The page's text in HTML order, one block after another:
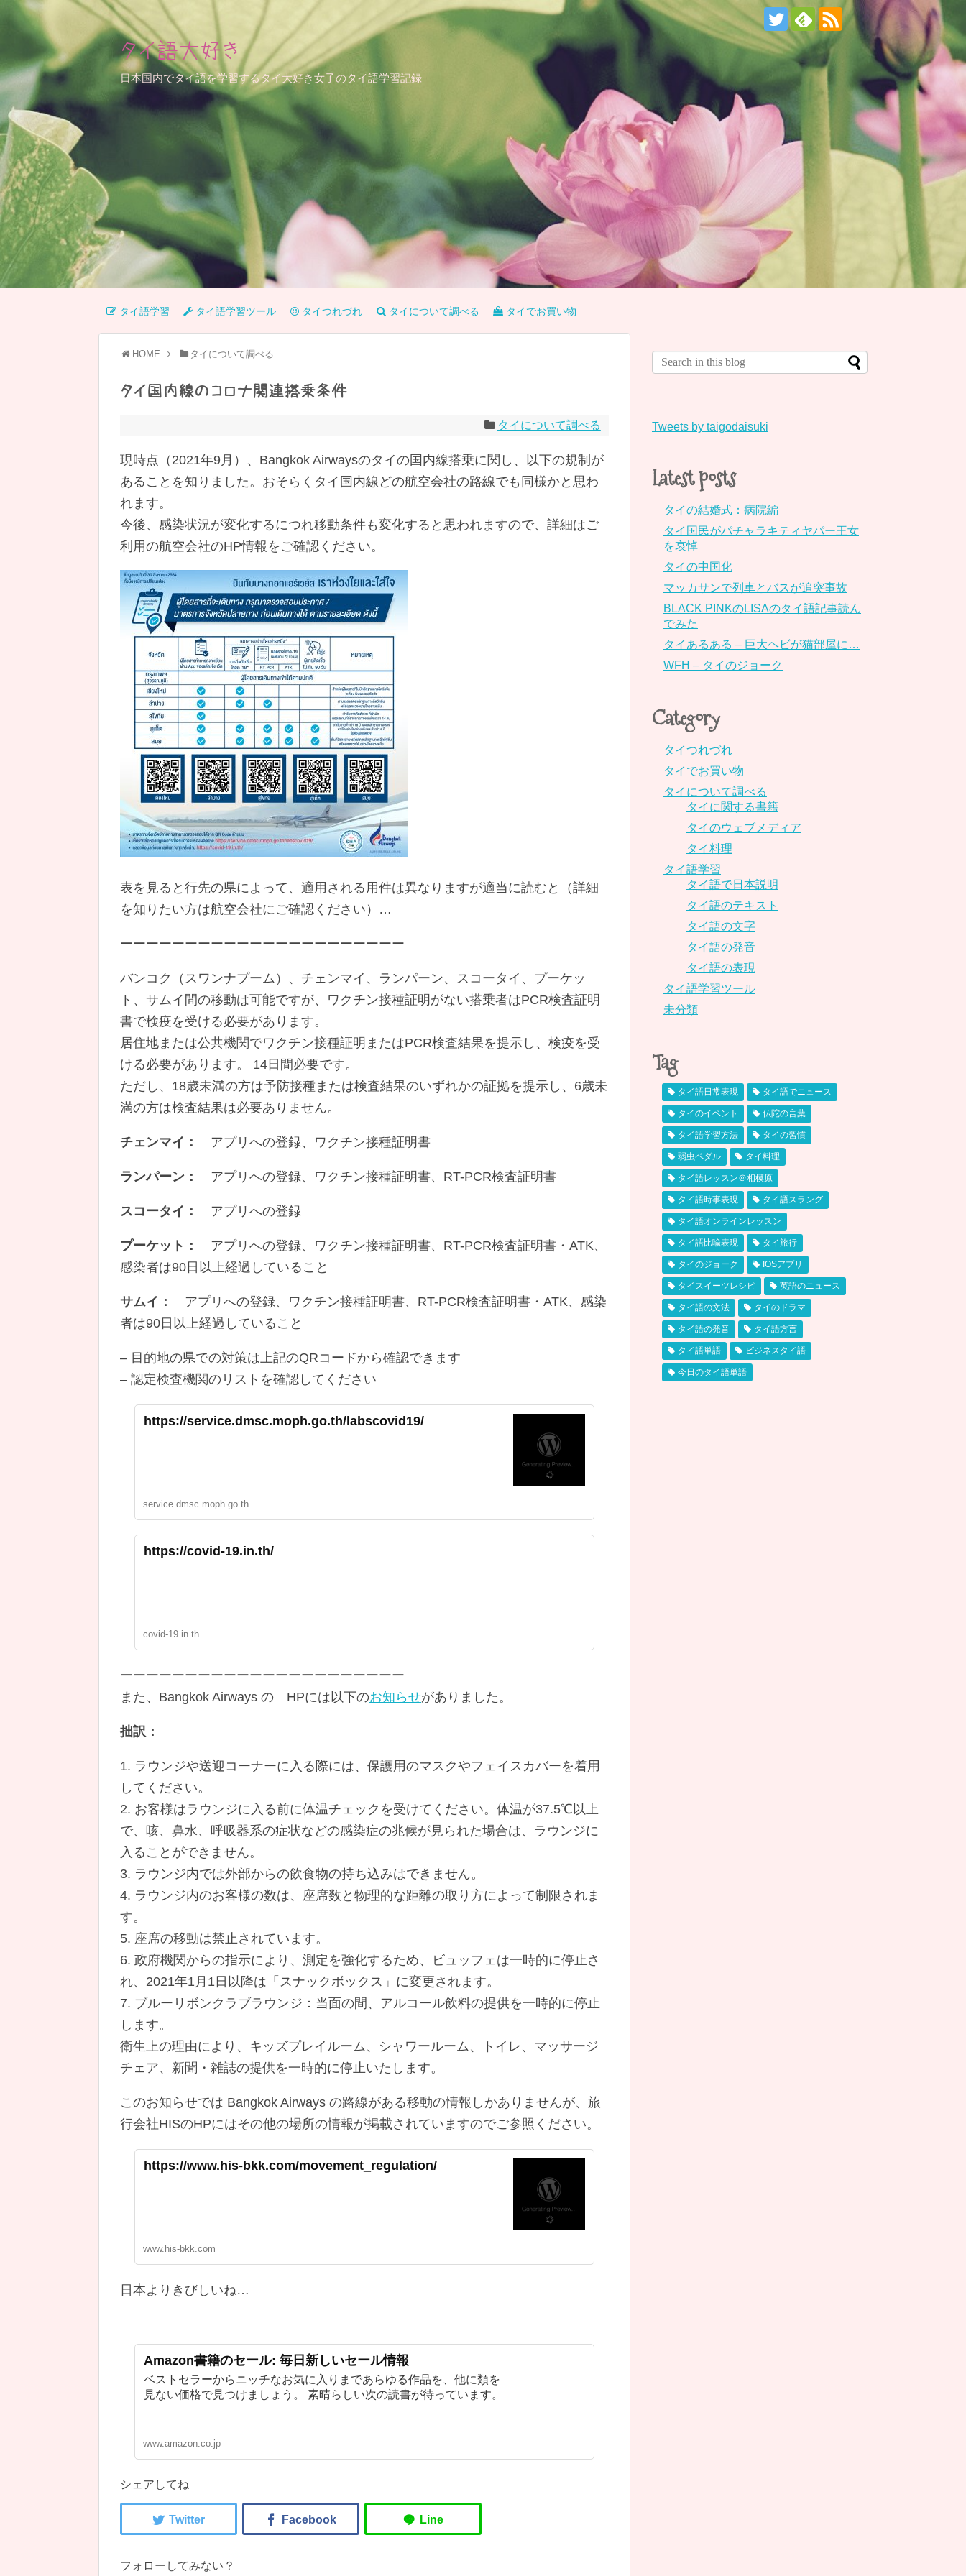
タイ語大好き
日本国内でタイ語を学習するタイ大好き女子のタイ語学習記録
タイ語学習 タイ語学習ツール タイつれづれ タイについて調べる タイでお買い物
HOME タイについて調べる
タイ国内線のコロナ関連搭乗条件
タイについて調べる
現時点（2021年9月）、Bangkok Airwaysのタイの国内線搭乗に関し、以下の規制が
あることを知りました。おそらくタイ国内線どの航空会社の路線でも同様かと思わ
れます。
今後、感染状況が変化するにつれ移動条件も変化すると思われますので、詳細はご
利用の航空会社のHP情報をご確認ください。
表を見ると行先の県によって、適用される用件は異なりますが適当に読むと（詳細
を知りたい方は航空会社にご確認ください）…
ーーーーーーーーーーーーーーーーーーーーーー
バンコク（スワンナプーム）、チェンマイ、ランパーン、スコータイ、プーケッ
ト、サムイ間の移動は可能ですが、ワクチン接種証明がない搭乗者はPCR検査証明
書で検疫を受ける必要があります。
居住地または公共機関でワクチン接種証明またはPCR検査結果を提示し、検疫を受
ける必要があります。 14日間必要です。
ただし、18歳未満の方は予防接種または検査結果のいずれかの証拠を提示し、6歳未
満の方は検査結果は必要ありません。
チェンマイ： アプリへの登録、ワクチン接種証明書
ランパーン： アプリへの登録、ワクチン接種証明書、RT-PCR検査証明書
スコータイ： アプリへの登録
プーケット：
アプリへの登録、ワクチン接種証明書、RT-PCR検査証明書・ATK、
感染者は90日以上経過していること
サムイ：
アプリへの登録、ワクチン接種証明書、RT-PCR検査証明書・ATK、感染
者は90日以上経過していること
– 目的地の県での対策は上記のQRコードから確認できます
– 認定検査機関のリストを確認してください
https://service.dmsc.moph.go.th/labscovid19/
service.dmsc.moph.go.th
https://covid-19.in.th/
covid-19.in.th
ーーーーーーーーーーーーーーーーーーーーーー
また、Bangkok Airways の HPには以下のお知らせがありました。
拙訳：
1. ラウンジや送迎コーナーに入る際には、保護用のマスクやフェイスカバーを着用
してください。
2. お客様はラウンジに入る前に体温チェックを受けてください。体温が37.5℃以上
で、咳、鼻水、呼吸器系の症状などの感染症の兆候が見られた場合は、ラウンジに
入ることができません。
3. ラウンジ内では外部からの飲食物の持ち込みはできません。
4. ラウンジ内のお客様の数は、座席数と物理的な距離の取り方によって制限されま
す。
5. 座席の移動は禁止されています。
6. 政府機関からの指示により、測定を強化するため、ビュッフェは一時的に停止さ
れ、2021年1月1日以降は「スナックボックス」に変更されます。
7. ブルーリボンクラブラウンジ：当面の間、アルコール飲料の提供を一時的に停止
します。
衛生上の理由により、キッズプレイルーム、シャワールーム、トイレ、マッサージ
チェア、新聞・雑誌の提供を一時的に停止いたします。
このお知らせでは Bangkok Airways の路線がある移動の情報しかありませんが、旅
行会社HISのHPにはその他の場所の情報が掲載されていますのでご参照ください。
https://www.his-bkk.com/movement_regulation/
www.his-bkk.com
日本よりきびしいね…
Amazon書籍のセール: 毎日新しいセール情報
ベストセラーからニッチなお気に入りまであらゆる作品を、他に類を
見ない価格で見つけましょう。 素晴らしい次の読書が待っています。
www.amazon.co.jp
シェアしてね
フォローしてみない？
Tweets by taigodaisuki
Latest posts
タイの結婚式：病院編
タイ国民がパチャラキティヤパー王女
を哀悼
タイの中国化
マッカサンで列車とバスが追突事故
BLACK PINKのLISAのタイ語記事読ん
でみた
タイあるある – 巨大ヘビが猫部屋に…
WFH – タイのジョーク
Category
タイつれづれ
タイでお買い物
タイについて調べる
タイに関する書籍
タイのウェブメディア
タイ料理
タイ語学習
タイ語で日本説明
タイ語のテキスト
タイ語の文字
タイ語の発音
タイ語の表現
タイ語学習ツール
未分類
Tag
タイ語日常表現 タイ語でニュース
タイのイベント 仏陀の言葉
タイ語学習方法 タイの習慣
弱虫ペダル タイ料理
タイ語レッスン＠相模原
タイ語時事表現 タイ語スラング
タイ語オンラインレッスン
タイ語比喩表現 タイ旅行
タイのジョーク IOSアプリ
タイスイーツレシピ 英語のニュース
タイ語の文法 タイのドラマ
タイ語の発音 タイ語方言
タイ語単語 ビジネスタイ語
今日のタイ語単語